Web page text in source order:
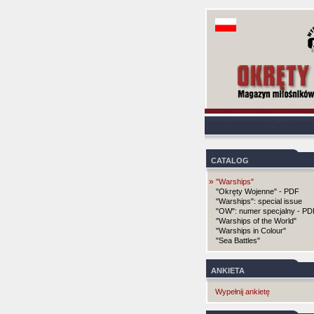
CATALOG
» "Warships"
"Okręty Wojenne" - PDF
"Warships": special issue
"OW": numer specjalny -
"Warships of the World"
"Warships in Colour"
"Sea Battles"
ANKIETA
Wypełnij ankietę